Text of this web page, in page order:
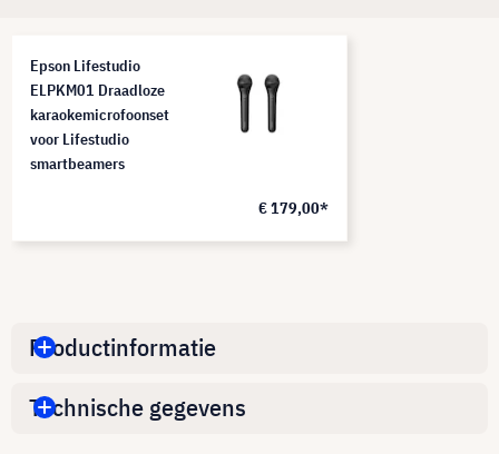
Epson Lifestudio
ELPKM01 Draadloze
karaokemicrofoonset
voor Lifestudio
smartbeamers
€ 179,00*
Productinformatie
Technische gegevens